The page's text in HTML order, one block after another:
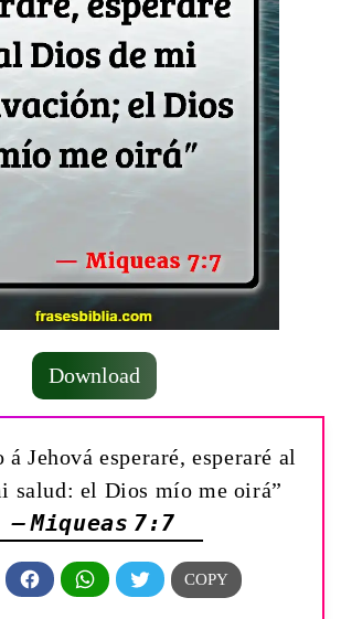
Download
á Jehová esperaré, esperaré al
salud: el Dios mío me oirá”
— Miqueas 7:7